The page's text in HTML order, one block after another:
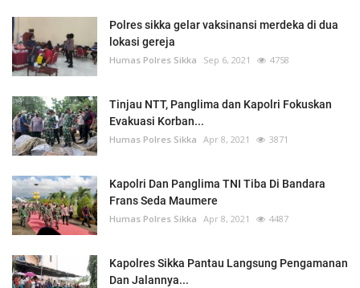
Polres sikka gelar vaksinansi merdeka di dua
lokasi gereja
Humas Polres Sikka Sep 6, 2021 4758
Tinjau NTT, Panglima dan Kapolri Fokuskan
Evakuasi Korban...
Humas Polres Sikka Apr 8, 2021 3871
Kapolri Dan Panglima TNI Tiba Di Bandara
Frans Seda Maumere
Humas Polres Sikka Apr 8, 2021 4487
Kapolres Sikka Pantau Langsung Pengamanan
Dan Jalannya...